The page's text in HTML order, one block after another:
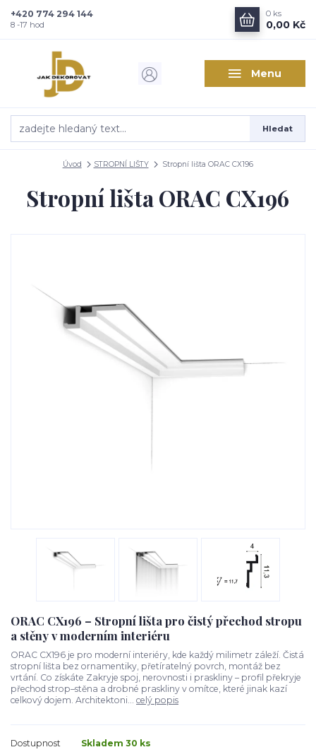
Menu
Hledat
+420 774 294 144
8 -17 hod
0 ks
0,00 Kč
Úvod STROPNÍ LIŠTY Stropní lišta ORAC CX196
Stropní lišta ORAC CX196
ORAC CX196 – Stropní lišta pro čistý přechod stropu
a stěny v moderním interiéru
ORAC CX196 je pro moderní interiéry, kde každý milimetr záleží. Čistá
stropní lišta bez ornamentiky, přetíratelný povrch, montáž bez
vrtání. Co získáte Zakryje spoj, nerovnosti i praskliny – profil překryje
přechod strop–stěna a drobné praskliny v omítce, které jinak kazí
celkový dojem. Architektoni... celý popis
Dostupnost
Skladem 30 ks
Zajímá vás, co nového v
Kam poslat informaci o novinkách v interiérovém designu?